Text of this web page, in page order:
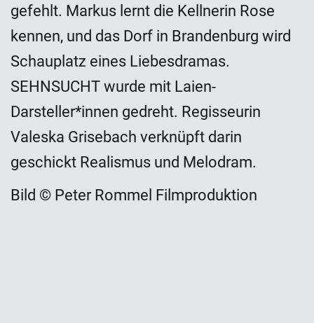
gefehlt. Markus lernt die Kellnerin Rose
kennen, und das Dorf in Brandenburg wird
Schauplatz eines Liebesdramas.
SEHNSUCHT wurde mit Laien-
Darsteller*innen gedreht. Regisseurin
Valeska Grisebach verknüpft darin
geschickt Realismus und Melodram.
Bild © Peter Rommel Filmproduktion